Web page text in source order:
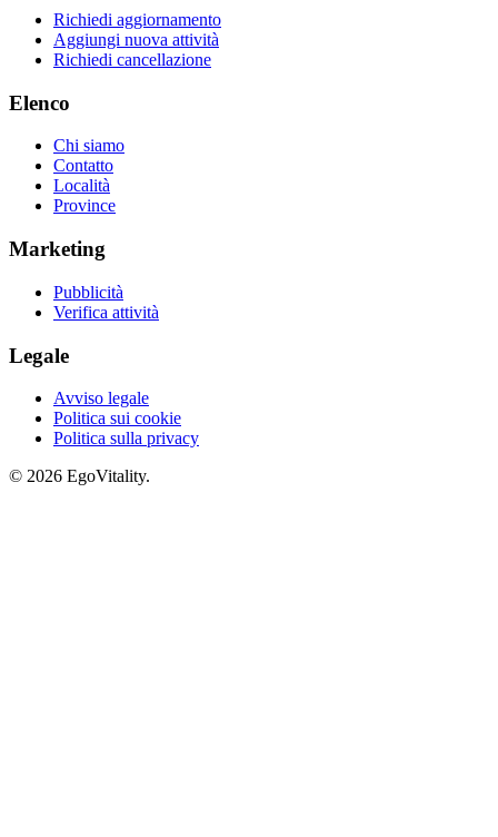
Richiedi aggiornamento
Aggiungi nuova attività
Richiedi cancellazione
Elenco
Chi siamo
Contatto
Località
Province
Marketing
Pubblicità
Verifica attività
Legale
Avviso legale
Politica sui cookie
Politica sulla privacy
© 2026 EgoVitality.